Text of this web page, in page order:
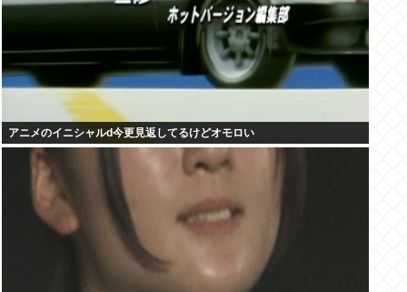
アニメのイニシャルd今更見返してるけどオモロい